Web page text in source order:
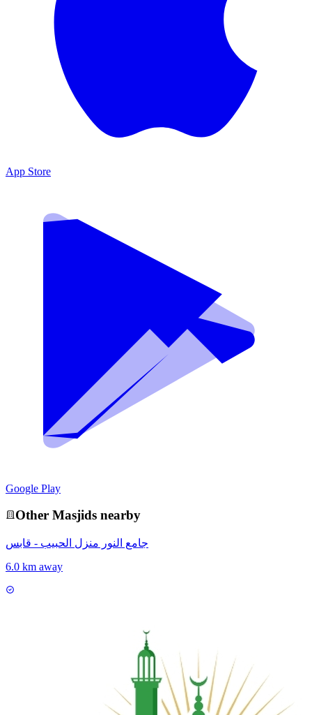
App Store
Google Play
Other Masjids nearby
جامع النور منزل الحبيب - قابس
6.0 km away